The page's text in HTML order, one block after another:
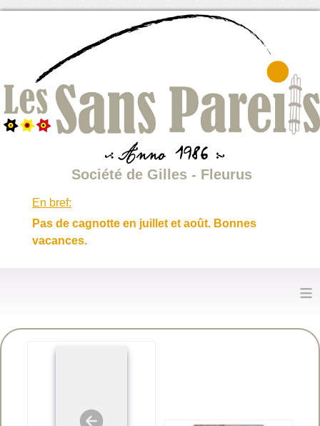
Société de Gilles - Fleurus
En bref:
Pas de cagnotte en juillet et août. Bonnes
vacances.
≡